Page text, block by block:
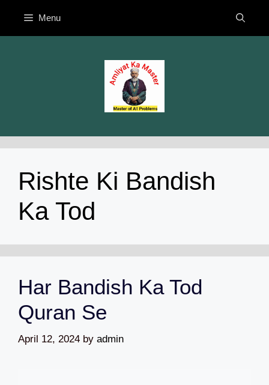
content
Menu
Rishte Ki Bandish
Ka Tod
Har Bandish Ka Tod
Quran Se
April 12, 2024 by admin